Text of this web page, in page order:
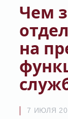
Чем
на
7 ИЮЛЯ